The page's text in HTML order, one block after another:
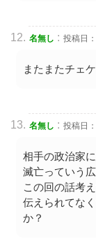
名無し : 投稿日
またまたチェ
名無し : 投稿日
相手の政治家
滅亡っていう
この回の話考
伝えられてな
か？